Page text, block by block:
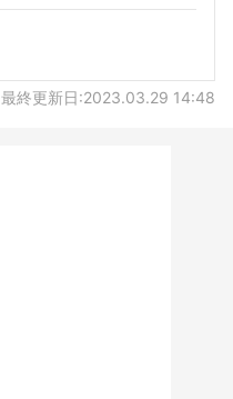
最終更新日:2023.03.29 14:48